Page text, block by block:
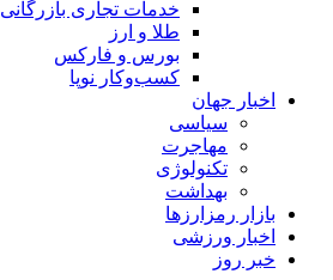
خدمات تجاری بازرگانی
طلا و ارز
بورس و فارکس
کسب‌وکار نوپا
اخبار جهان
سیاسی
مهاجرت
تکنولوژی
بهداشت
بازار رمزارزها
اخبار ورزشی
خبر روز